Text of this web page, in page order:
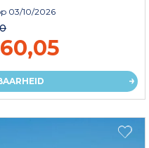
03/10/2026